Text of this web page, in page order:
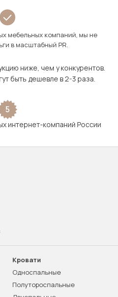
мебельных компаний, мы не
в масштабный PR.
ниже, чем у конкурентов.
быть дешевле в 2-3 раза.
5
интернет-компаний России
Кровати
Односпальные
Полутороспальные